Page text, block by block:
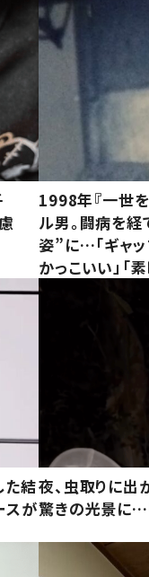
1998年『一世
ル男。闘病を
姿”に…「ギャッ
かっこいい」「
た結
スが
夜、虫取りに
驚きの光景に…